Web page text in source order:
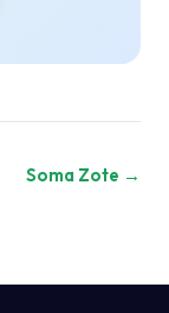
Soma Zote →